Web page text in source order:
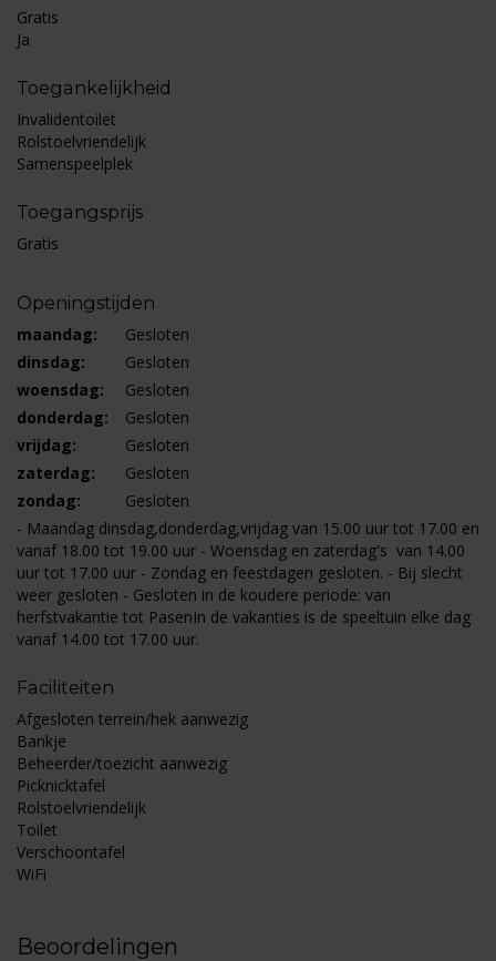
Gratis
Ja
Toegankelijkheid
Invalidentoilet
Rolstoelvriendelijk
Samenspeelplek
Toegangsprijs
Gratis
Openingstijden
maandag:
Gesloten
dinsdag:
Gesloten
woensdag:
Gesloten
donderdag:
Gesloten
vrijdag:
Gesloten
zaterdag:
Gesloten
zondag:
Gesloten
- Maandag dinsdag,donderdag,vrijdag van 15.00 uur tot 17.00 en
vanaf 18.00 tot 19.00 uur - Woensdag en zaterdag's van 14.00
uur tot 17.00 uur - Zondag en feestdagen gesloten. - Bij slecht
weer gesloten - Gesloten in de koudere periode: van
herfstvakantie tot PasenIn de vakanties is de speeltuin elke dag
vanaf 14.00 tot 17.00 uur.
Faciliteiten
Afgesloten terrein/hek aanwezig
Bankje
Beheerder/toezicht aanwezig
Picknicktafel
Rolstoelvriendelijk
Toilet
Verschoontafel
WiFi
Beoordelingen